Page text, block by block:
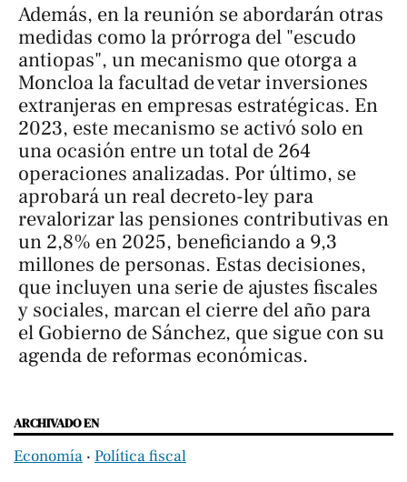
Además, en la reunión se abordarán otras
medidas como la prórroga del "escudo
antiopas", un mecanismo que otorga a
Moncloa la facultad de vetar inversiones
extranjeras en empresas estratégicas. En
2023, este mecanismo se activó solo en
una ocasión entre un total de 264
operaciones analizadas. Por último, se
aprobará un real decreto-ley para
revalorizar las pensiones contributivas en
un 2,8% en 2025, beneficiando a 9,3
millones de personas. Estas decisiones,
que incluyen una serie de ajustes fiscales
y sociales, marcan el cierre del año para
el Gobierno de Sánchez, que sigue con su
agenda de reformas económicas.
ARCHIVADO EN
Economía ‧ Política fiscal